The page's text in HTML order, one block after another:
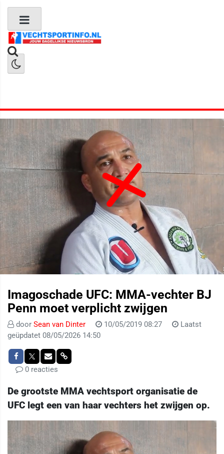
Imagoschade UFC: MMA-vechter BJ
Penn moet verplicht zwijgen
door Sean van Dinter 10/05/2019 08:27
Laatst
geüpdatet 08/05/2026 14:50
0 reacties
De grootste MMA vechtsport organisatie de
UFC legt een van haar vechters het zwijgen op.